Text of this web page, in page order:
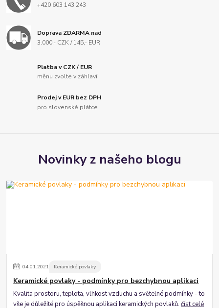
+420 603 143 243
Doprava ZDARMA nad
3.000,- CZK / 145,- EUR
Platba v CZK / EUR
měnu zvolte v záhlaví
Prodej v EUR bez DPH
pro slovenské plátce
Novinky z našeho blogu
04.01.2021 Keramické povlaky
Keramické povlaky - podmínky pro bezchybnou aplikaci
Kvalita prostoru, teplota, vlhkost vzduchu a světelné podmínky - to
vše je důležité pro úspěšnou aplikaci keramických povlaků.číst celé